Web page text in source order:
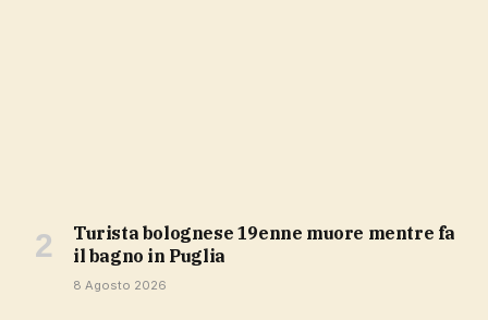
Turista bolognese 19enne muore mentre fa
il bagno in Puglia
8 Agosto 2026